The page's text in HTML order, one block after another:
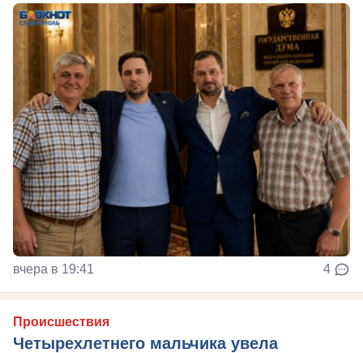
вчера в 19:41 4
Происшествия
Четырехлетнего мальчика увела